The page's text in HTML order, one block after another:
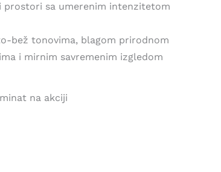
sa umerenim intenzitetom
bež tonovima, blagom prirodnom
i mirnim savremenim izgledom
na akciji